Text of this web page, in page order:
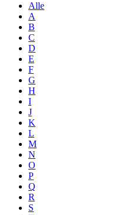
Alle
A
B
C
D
E
F
G
H
I
J
K
L
M
N
O
P
Q
R
S